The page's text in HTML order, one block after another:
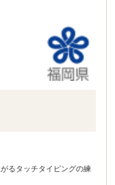
るタッチタイピングの練